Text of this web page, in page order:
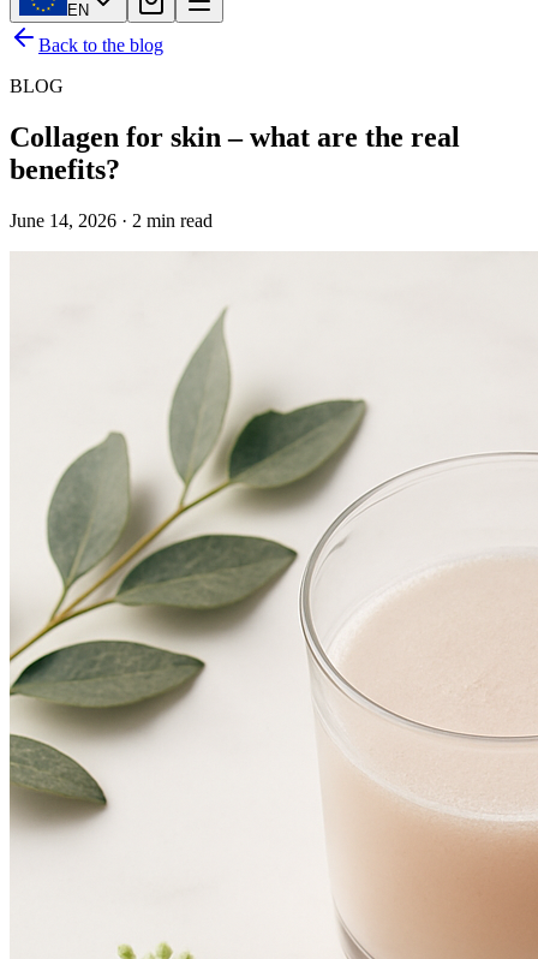
EN
Back to the blog
BLOG
Collagen for skin – what are the real
benefits?
June 14, 2026 · 2 min read